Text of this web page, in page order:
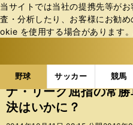
当サイトでは当社の提携先等が
査・分析したり、お客様にお勧
okie を使⽤する場合があります
野球 サッカー 競馬
b
ス
ポ
ル
野球の記事一覧 MLB
ナ・リーグ屈指の常
決はいかに？